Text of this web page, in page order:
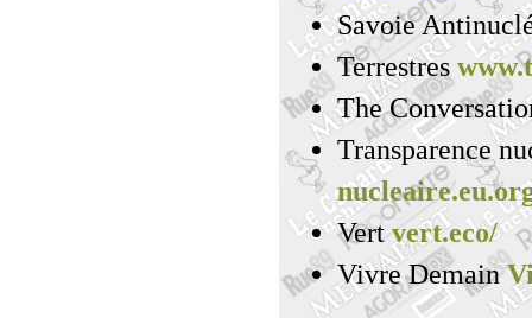
Savoie
Terrestres
The
Transparence
Vert vert.eco/
Vivre Demain